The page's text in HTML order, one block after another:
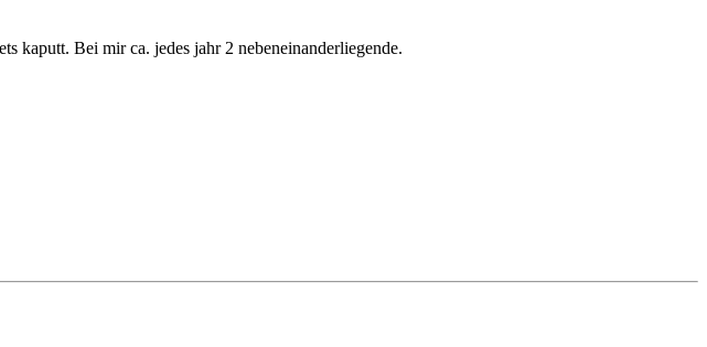
kaputt. Bei mir ca. jedes jahr 2 nebeneinanderliegende.